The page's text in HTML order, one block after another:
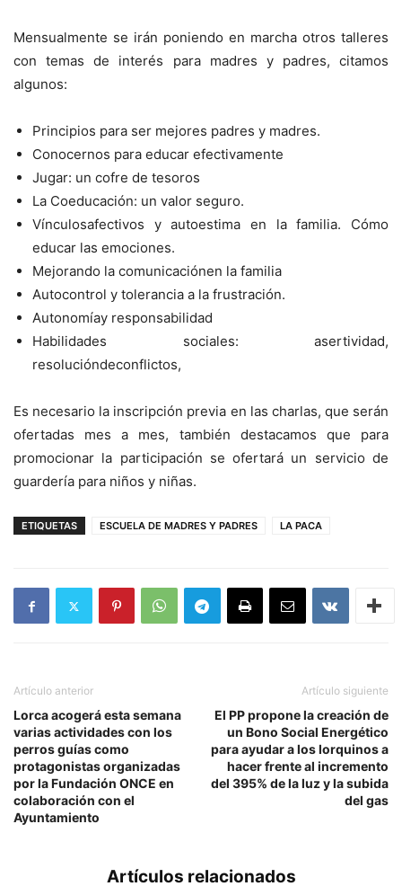
Mensualmente se irán poniendo en marcha otros talleres
con temas de interés para madres y padres, citamos
algunos:
Principios para ser mejores padres y madres.
Conocernos para educar efectivamente
Jugar: un cofre de tesoros
La Coeducación: un valor seguro.
Vínculosafectivos y autoestima en la familia. Cómo
educar las emociones.
Mejorando la comunicaciónen la familia
Autocontrol y tolerancia a la frustración.
Autonomíay responsabilidad
Habilidades sociales: asertividad,
resolucióndeconflictos,
Es necesario la inscripción previa en las charlas, que serán
ofertadas mes a mes, también destacamos que para
promocionar la participación se ofertará un servicio de
guardería para niños y niñas.
ETIQUETAS ESCUELA DE MADRES Y PADRES LA PACA
Artículo anterior
Lorca acogerá esta semana
varias actividades con los
perros guías como
protagonistas organizadas
por la Fundación ONCE en
colaboración con el
Ayuntamiento
Artículo siguiente
El PP propone la creación de
un Bono Social Energético
para ayudar a los lorquinos a
hacer frente al incremento
del 395% de la luz y la subida
del gas
Artículos relacionados